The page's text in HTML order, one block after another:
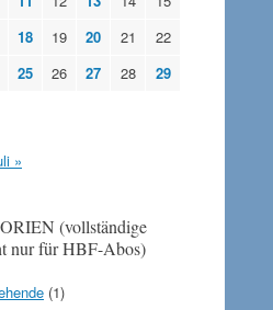
18 19 20 21
22
25 26 27 28
29
»
(vollständige
nur für HBF-Abos)
(1)